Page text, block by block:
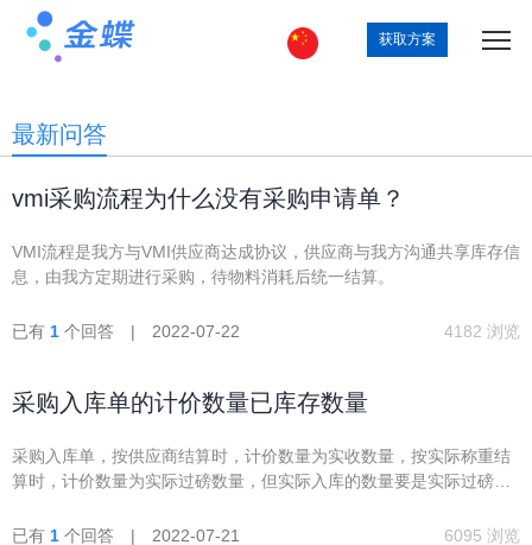
获取方案
最新问答
vmi采购流程为什么没有采购申请单？
VMI流程是我方与VMI供应商达成协议，供应商与我方沟通共享库存信
息，由我方定期进行采购，待物料消耗后统一结算。
已有 1 个回答 | 2022-07-22 4182 浏览
采购入库单的计价数量已库存数量
采购入库单，按供应商结算时，计价数量为实收数量，按实际称重结
算时，计价数量为实际过磅数量，但实际入库的数量要是实际过磅数
已有 1 个回答 | 2022-07-21 6095 浏览